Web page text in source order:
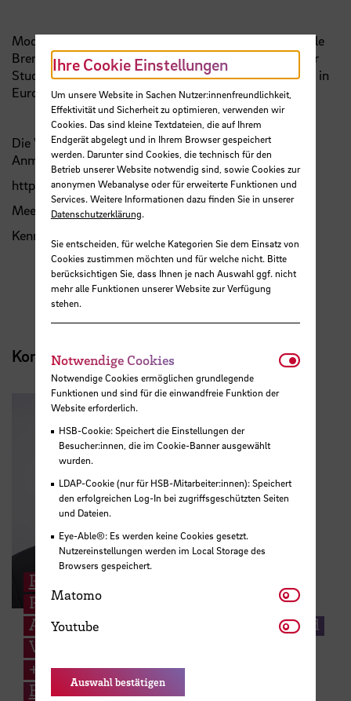
Moderation:
LL.M., Hochschule
Bremen, Studiengangsleiterin der Studiengänge Dualer
Studiengang Public Adminstration (DSPA) und Master in
European Studies (MES).
Die Veranstaltung findet hybrid statt. Es ist keine
Anmeldung notwendig.
https://hs-bremen.zoom.us/j/69984834931
Meeting-ID: 699 8483 4931
Kenncode: 370143
Kontakt
Prof. Dr. Christiane Trüe
Professur für öffentliches Recht, insb.
Allg. Verwaltungsrecht und Staats- und
Verfassungsrecht
+49 421 5905 4762
E-Mail
Ihre Cookie Einstellungen
Um unsere Website in Sachen Nutzer:innenfreundlichkeit,
Effektivität und Sicherheit zu optimieren, verwenden wir
Cookies. Das sind kleine Textdateien, die auf Ihrem
Endgerät abgelegt und in Ihrem Browser gespeichert
werden. Darunter sind Cookies, die technisch für den
Betrieb unserer Website notwendig sind, sowie Cookies zur
anonymen Webanalyse oder für erweiterte Funktionen und
Services. Weitere Informationen dazu finden Sie in unserer
Datenschutzerklärung.
Sie entscheiden, für welche Kategorien Sie dem Einsatz von
Cookies zustimmen möchten und für welche nicht. Bitte
berücksichtigen Sie, dass Ihnen je nach Auswahl ggf. nicht
mehr alle Funktionen unserer Website zur Verfügung
stehen.
Notwendige Cookies
Notwendige Cookies ermöglichen grundlegende
Funktionen und sind für die einwandfreie Funktion der
Website erforderlich.
HSB-Cookie: Speichert die Einstellungen der
Besucher:innen, die im Cookie-Banner ausgewählt
wurden.
LDAP-Cookie (nur für HSB-Mitarbeiter:innen): Speichert
den erfolgreichen Log-In bei zugriffsgeschützten Seiten
und Dateien.
Eye-Able®: Es werden keine Cookies gesetzt.
Nutzereinstellungen werden im Local Storage des
Browsers gespeichert.
Matomo Matomo
Youtube Youtube
Auswahl bestätigen